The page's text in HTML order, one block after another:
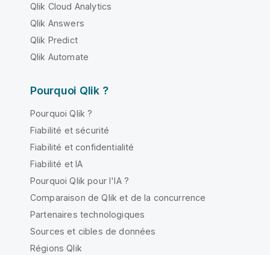
Qlik Cloud Analytics
Qlik Answers
Qlik Predict
Qlik Automate
Pourquoi Qlik ?
Pourquoi Qlik ?
Fiabilité et sécurité
Fiabilité et confidentialité
Fiabilité et IA
Pourquoi Qlik pour l'IA ?
Comparaison de Qlik et de la concurrence
Partenaires technologiques
Sources et cibles de données
Régions Qlik